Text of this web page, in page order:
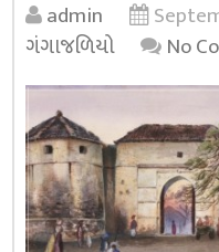
admin
ગંગાજળિયો
No